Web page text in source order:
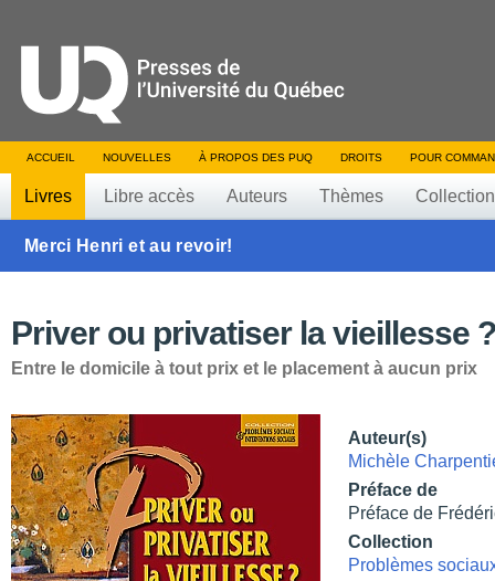
ACCUEIL NOUVELLES À PROPOS DES PUQ DROITS POUR
Livres Libre accès Auteurs Thèmes
Merci Henri et au revoir!
Priver ou privatiser la vieillesse ?
Entre le domicile à tout prix et le placement à aucun prix
Auteur(s)
Michèle
Préface de
Préface de
Collection
Problèmes